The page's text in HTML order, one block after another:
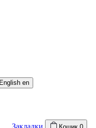
en
Закладки